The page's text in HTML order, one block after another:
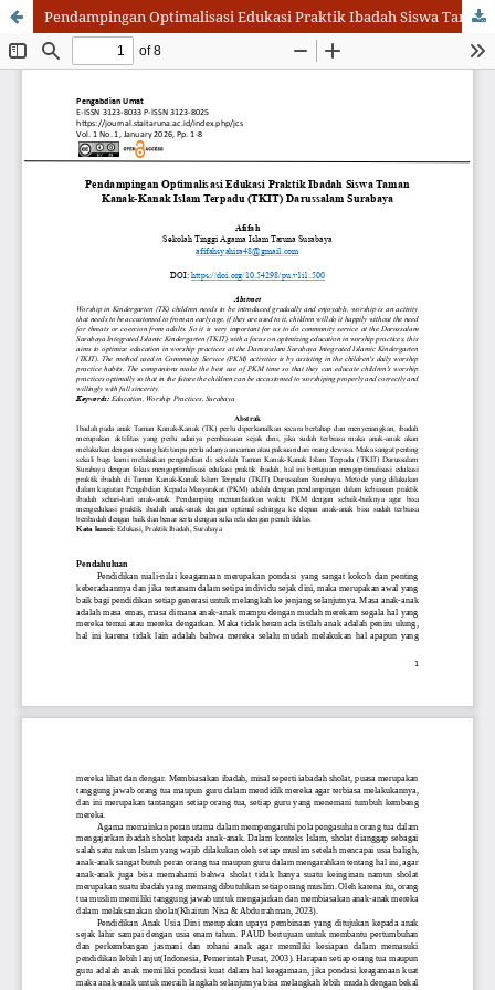
Pendampingan Optimalisasi Edukasi Praktik Ibadah Siswa Taman Kanak-Kanak Islam Terpadu (TKIT) Darussalam Surabaya